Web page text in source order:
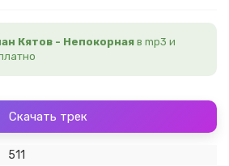
Кятов - Непокорная в mp3 и
Скачать трек
511